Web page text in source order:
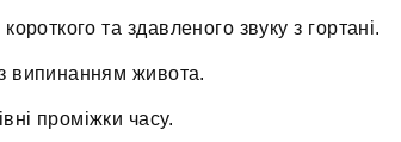
та здавленого звуку з гортані.
випинанням живота.
проміжки часу.